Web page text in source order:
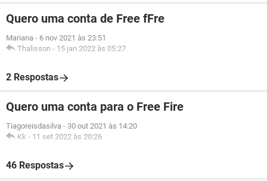
Quero uma conta de Free fFre
Mariana - 6 nov 2021 às 23:51
Thalisson - 15 jan 2022 às 05:27
2 Respostas
Quero uma conta para o Free Fire
Tiagoreisdasilva - 30 out 2021 às 14:20
Kk - 11 set 2022 às 20:26
46 Respostas